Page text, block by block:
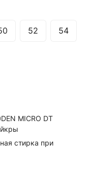
52 54
MICRO DT
стирка при